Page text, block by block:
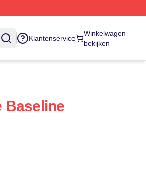
Klantenservice
Winkelwagen
bekijken
Baseline